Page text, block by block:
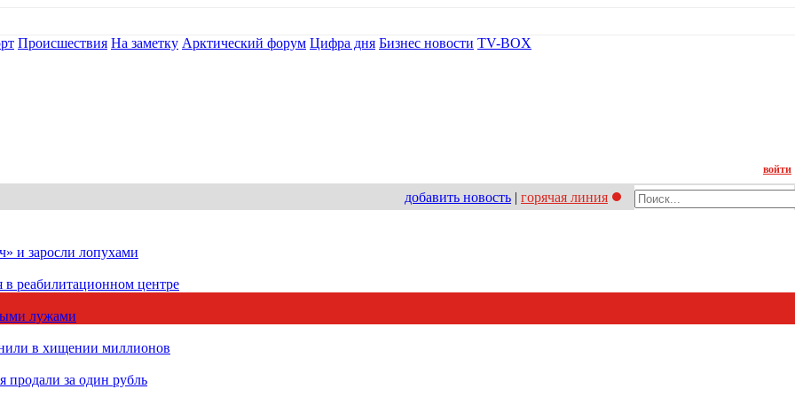
Происшествия На заметку Арктический форум Цифра дня Бизнес новости TV-BOX
войти
добавить новость | горячая линия
и заросли лопухами
реабилитационном центре
лужами
в хищении миллионов
продали за один рубль